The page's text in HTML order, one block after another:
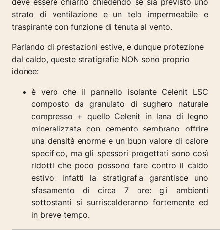
deve essere chiarito chiedendo se sia previsto uno
strato di ventilazione e un telo impermeabile e
traspirante con funzione di tenuta al vento.
Parlando di prestazioni estive, e dunque protezione
dal caldo, queste stratigrafie NON sono proprio
idonee:
è vero che il pannello isolante Celenit LSC
composto da granulato di sughero naturale
compresso + quello Celenit in lana di legno
mineralizzata con cemento sembrano offrire
una densità enorme e un buon valore di calore
specifico, ma gli spessori progettati sono così
ridotti che poco possono fare contro il caldo
estivo: infatti la stratigrafia garantisce uno
sfasamento di circa 7 ore: gli ambienti
sottostanti si surriscalderanno fortemente ed
in breve tempo.